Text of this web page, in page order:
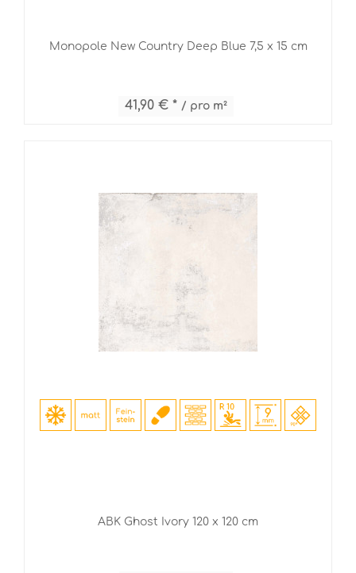
Monopole New Country Deep Blue 7,5 x 15 cm
41,90 € * / pro m²
ABK Ghost Ivory 120 x 120 cm